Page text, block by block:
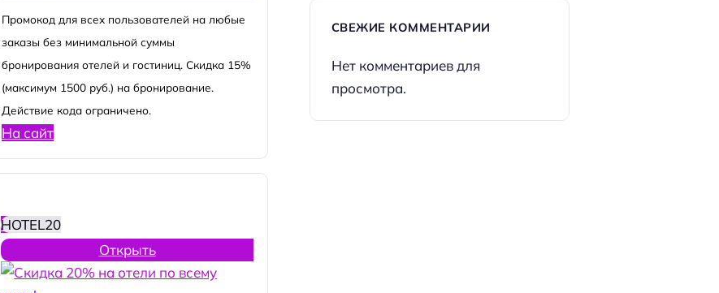
Промокод для всех пользователей на любые
заказы без минимальной суммы
бронирования отелей и гостиниц. Скидка 15%
(максимум 1500 руб.) на бронирование.
Действие кода ограничено.
На сайт
HOTEL20
Открыть
СВЕЖИЕ КОММЕНТАРИИ
Нет комментариев для
просмотра.